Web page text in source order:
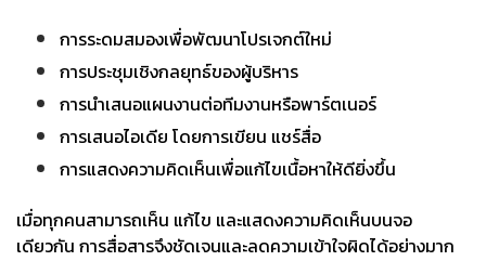
การระดมสมองเพื่อพัฒนาโปรเจกต์ใหม่
การประชุมเชิงกลยุทธ์ของผู้บริหาร
การนำเสนอแผนงานต่อทีมงานหรือพาร์ตเนอร์
การเสนอไอเดีย โดยการเขียน แชร์สื่อ
การแสดงความคิดเห็นเพื่อแก้ไขเนื้อหาให้ดียิ่งขึ้น
เมื่อทุกคนสามารถเห็น แก้ไข และแสดงความคิดเห็นบนจอ
เดียวกัน การสื่อสารจึงชัดเจนและลดความเข้าใจผิดได้อย่างมาก